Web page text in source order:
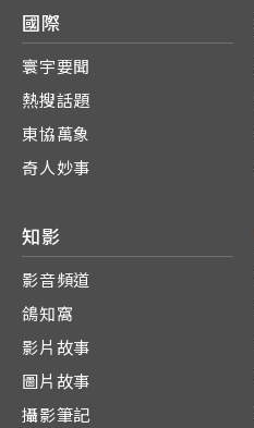
國際
寰宇要聞
熱搜話題
東協萬象
奇人妙事
知影
影音頻道
鴿知窩
影片故事
圖片故事
攝影筆記